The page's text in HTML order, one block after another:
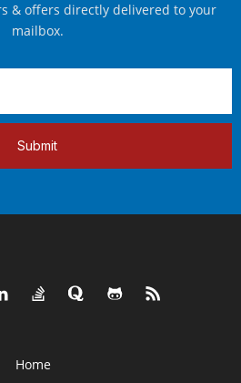
& offers directly delivered to your
mailbox.
Submit
Home